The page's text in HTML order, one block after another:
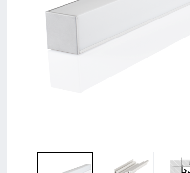
zusammen